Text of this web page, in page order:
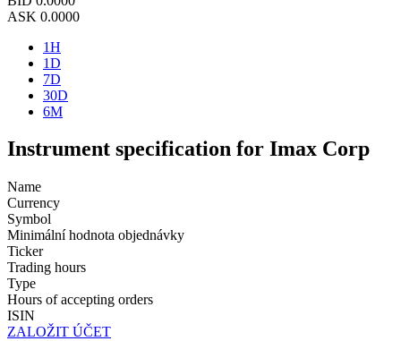
ASK 0.0000
1H
1D
7D
30D
6M
Instrument specification for Imax Corp
Name
Currency
Symbol
Minimální hodnota objednávky
Ticker
Trading hours
Type
Hours of accepting orders
ISIN
ZALOŽIT ÚČET